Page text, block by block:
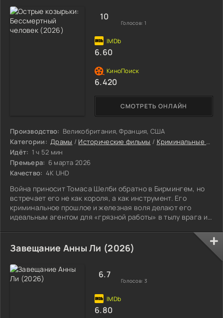
Производство: Великобритания, Франция, США
Категории: Драмы / Исторические фильмы / Криминальные фильмы
Идёт: 1 ч 52 мин
Премьера: 6 марта 2026
Качество: 4K UHD
Война приносит Томаса Шелби обратно в Бирмингем, но
встречает его не как короля, а как инструмент. Его
криминальное прошлое и железная воля делают его
идеальным агентом для «грязной работы» в тылу врага и
противостояние, где информация ценится выше пуль.
СМОТРЕТЬ ОНЛАЙН
10
Голосов: 1
6.60
6.420
Завещание Анны Ли (2026)
6.7
Голосов: 3
6.80